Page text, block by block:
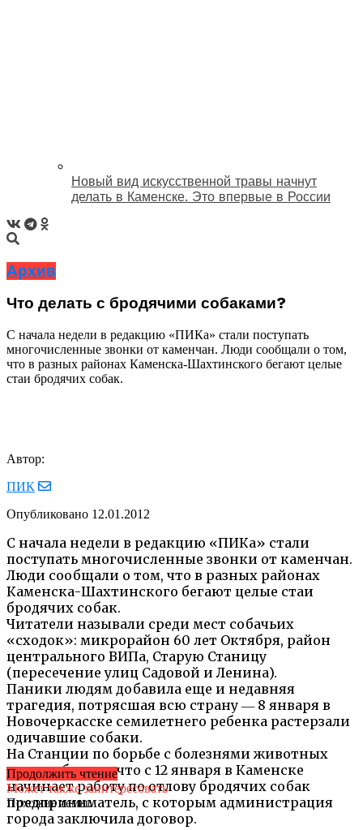
Новый вид искусственной травы начнут
делать в Каменске. Это впервые в России
Архив
Что делать с бродячими собаками?
C начала недели в редакцию «ПИКа» стали поступать
многочисленные звонки от каменчан. Люди сообщали о том,
что в разных районах Каменска-Шахтинского бегают целые
стаи бродячих собак.
Автор:
ПИК
Опубликовано 12.01.2012
C начала недели в редакцию «ПИКа» стали
поступать многочисленные звонки от каменчан.
Люди сообщали о том, что в разных районах
Каменска-Шахтинского бегают целые стаи
бродячих собак.
Читатели называли среди мест собачьих
«сходок»: микрорайон 60 лет Октября, район
центрального ВИПа, Старую Станицу
(пересечение улиц Садовой и Ленина).
Паники людям добавила еще и недавняя
трагедия, потрясшая всю страну ― 8 января в
Новочеркасске семилетнего ребенка растерзали
одичавшие собаки.
На Станции по борьбе с болезнями животных
нам сообщили, что с 12 января в Каменске
начинает работу по отлову бродячих собак
предприниматель, с которым администрация
города заключила договор.
Продолжить чтение
Может также заинтересовать
Похожие темы: